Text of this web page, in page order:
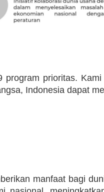
prioritas. Kami
Indonesia dapat
manfaat bagi